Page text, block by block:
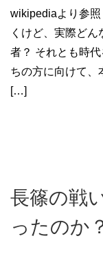
wikipediaより参
くけど、実際ど
者？ それとも時
ちの方に向けて、
[…]
長篠の戦
ったのか